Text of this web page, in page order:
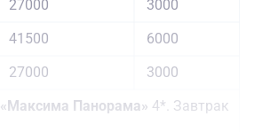
27000
3000
41500
6000
27000
3000
«Максима Панорама» 4*. Завтрак